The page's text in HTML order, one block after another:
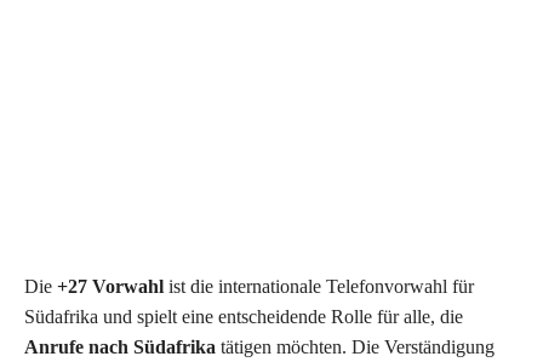
Die +27 Vorwahl ist die internationale Telefonvorwahl für
Südafrika und spielt eine entscheidende Rolle für alle, die
Anrufe nach Südafrika tätigen möchten. Die Verständigung